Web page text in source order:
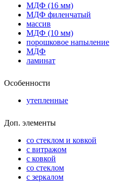
МДФ (16 мм)
МДФ филенчатый
массив
МДФ (10 мм)
порошковое напыление
МДФ
ламинат
Особенности
утепленные
Доп. элементы
со стеклом и ковкой
с витражом
с ковкой
со стеклом
с зеркалом